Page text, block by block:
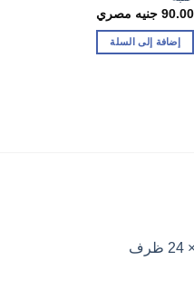
90.00جنيه مصري
إضافة إلى السلة